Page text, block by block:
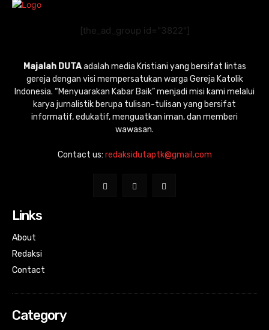
[the_ad_group id="3822"]
Majalah DUTAadalah media Kristiani yang bersifat lintas
gereja dengan visi mempersatukan warga Gereja Katolik
Indonesia. “Menyuarakan Kabar Baik” menjadi misi kami melalui
karya jurnalistik berupa tulisan-tulisan yang bersifat
informatif, edukatif, menguatkan iman, dan memberi
wawasan.
Contact us: redaksidutaptk@gmail.com
Links
About
Redaksi
Contact
Category